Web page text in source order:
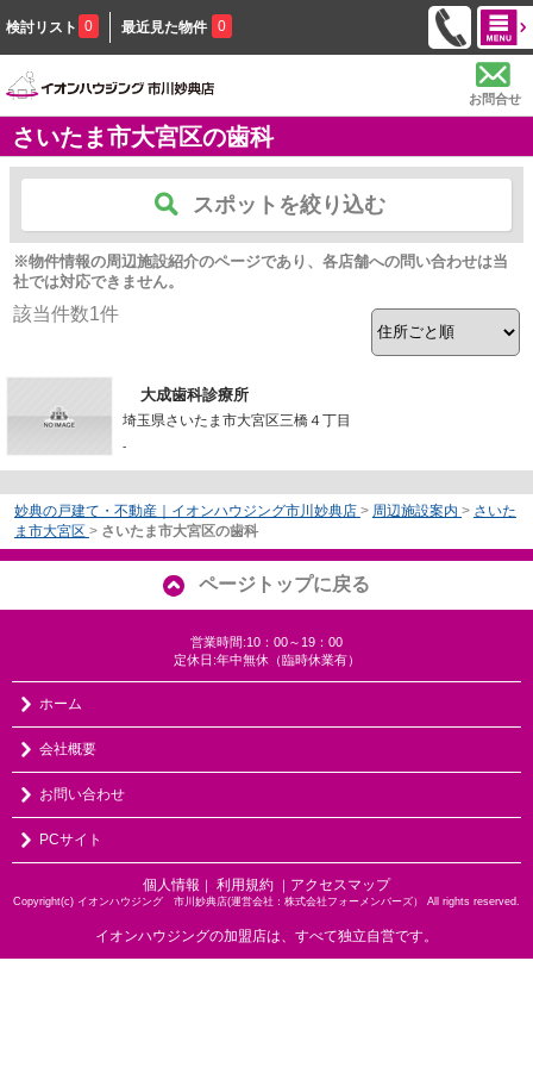
検討リスト 0 最近見た物件 0
お問合せ
さいたま市大宮区の歯科
スポットを絞り込む
※物件情報の周辺施設紹介のページであり、各店舗への問い合わせは当
社では対応できません。
該当件数1件
大成歯科診療所
埼玉県さいたま市大宮区三橋４丁目
-
妙典の戸建て・不動産｜イオンハウジング市川妙典店 > 周辺施設案内 > さいた
ま市大宮区 > さいたま市大宮区の歯科
ページトップに戻る
営業時間:10：00～19：00
定休日:年中無休（臨時休業有）
ホーム
会社概要
お問い合わせ
PCサイト
個人情報 ｜ 利用規約 ｜ アクセスマップ
Copyright(c) イオンハウジング 市川妙典店(運営会社：株式会社フォーメンバーズ） All rights reserved.
イオンハウジングの加盟店は、すべて独立自営です。